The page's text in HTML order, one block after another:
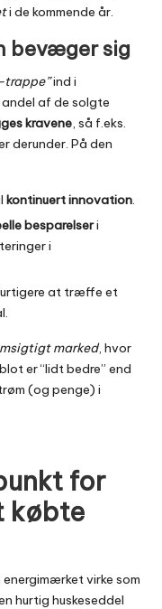
i de kommende år.
bevæger sig
trappe”ind i
af de solgte
kravene, så f.eks.
derunder. På den
kontinuert innovation.
besparelseri
i
at træffe et
marked, hvor
er “lidt bedre” end
(og penge) i
for
købte
virke som
hurtig huskeseddel